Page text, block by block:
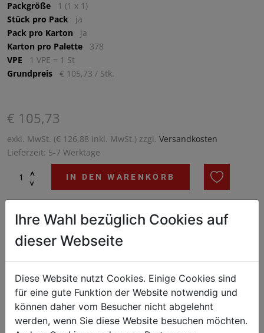
Packgröße
1 (1 x 1)
Stück pro Pack
ja
Pack pro Karton
ja
Karton pro Palette
378
VPE
1 VPE = 1 St
Grundpreis
€ 105,73 / Stk.
€ 105,73
exkl. MwSt. (€ 126,88 inkl. MwSt.) zzgl. Versandkosten
Lieferzeit: 5-7 Werktage
^
^
IN DEN WARENKORB
Staffelpreise
Anzahl
ab 2 St € 100,27
Unsere hochwertigen Kassetten gewährleisten eine
einwandfreie Versiegelung der Schalen Ihrer Wahl. Bei den
Ihre Wahl bezüglich Cookies auf
dieser Webseite
Diese Website nutzt Cookies. Einige Cookies sind
für eine gute Funktion der Website notwendig und
können daher vom Besucher nicht abgelehnt
werden, wenn Sie diese Website besuchen möchten.